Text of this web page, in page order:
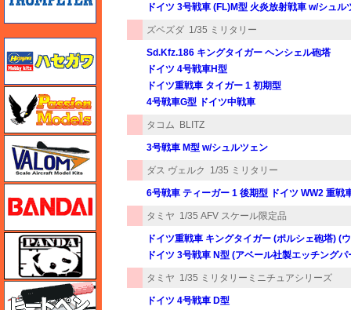
ドイツ 3号戦車 (FL)M型 火炎放射戦車 w/シュル
ズベズダ 1/35 ミリタリー
Sd.Kfz.186 キングタイガー ヘンシェル砲塔
ドイツ 4号戦車H型
ドイツ重戦車 タイガー 1 初期型
4号戦車G型 ドイツ中戦車
タコム BLITZ
3号戦車 M型 w/シュルツェン
ダス ヴェルク 1/35 ミリタリー
6号戦車 ティーガー 1 後期型 ドイツ WW2 重戦
タミヤ 1/35 AFV スケール限定品
ドイツ重戦車 キングタイガー (ポルシェ砲塔) (
ドイツ 3号戦車 N型 (アベール社製エッチング
タミヤ 1/35 ミリタリーミニチュアシリーズ
ドイツ 4号戦車 D型
バロムモデル
パンダホビー
ヒートペン（十和田技研・ブレインファクトリー）